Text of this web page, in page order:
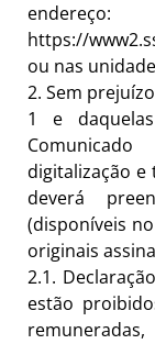
endereço:
https://
ou nas
2.Sem
1 e
Comunicado
digitalização e
deverá
(disponíveis
originais
2.1.
estão